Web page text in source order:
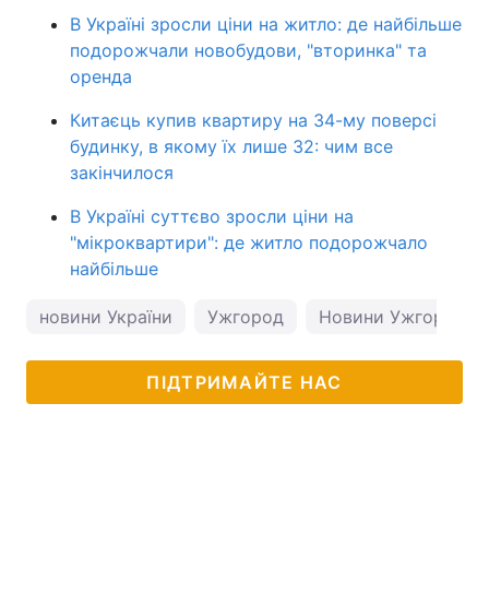
В Україні зросли ціни на житло: де найбільше
подорожчали новобудови, "вторинка" та
оренда
Китаєць купив квартиру на 34-му поверсі
будинку, в якому їх лише 32: чим все
закінчилося
В Україні суттєво зросли ціни на
"мікроквартири": де житло подорожчало
найбільше
новини України Ужгород Новини Ужгорода
ПІДТРИМАЙТЕ НАС